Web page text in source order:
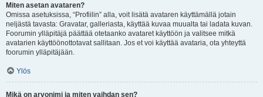
Miten asetan avataren?
Omissa asetuksissa, “Profiilin” alla, voit lisätä avataren käyttämällä jotain
neljästä tavasta: Gravatar, galleriasta, käyttää kuvaa muualta tai ladata kuvan.
Foorumin ylläpitäjä päättää otetaanko avataret käyttöön ja valitsee mitkä
avatarien käyttöönottotavat sallitaan. Jos et voi käyttää avataria, ota yhteyttä
foorumin ylläpitäjään.
Ylös
Mikä on arvonimi ja miten vaihdan sen?